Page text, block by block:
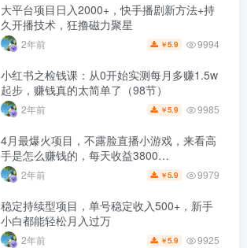
大平台项目日入2000+，快手播剧新方法+持
久开播技术，狂撸磁力聚星
2年前 ￥5.9 9994
小红书之检钱课：从0开始实测每月多赚1.5w
起步，赚钱真的太简单了（98节）
2年前 ￥5.9 9985
4月最爆火项目，不露脸直播小游戏，来看高
手是怎么赚钱的，每天收益3800…
2年前 ￥5.9 9979
稳定持续型项目，单号稳定收入500+，新手
小白都能轻松月入过万
2年前 ￥5.9 9925